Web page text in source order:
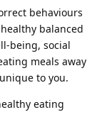
behaviours
balanced
being, social
meals away
to you.
eating